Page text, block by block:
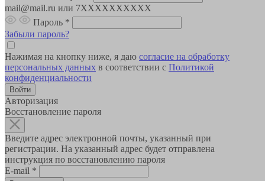
mail@mail.ru или 7XXXXXXXXXX
Пароль *
Забыли пароль?
Нажимая на кнопку ниже, я даю согласие на обработку
персональных данных в соответствии с Политикой
конфиденциальности
Авторизация
Восстановление пароля
Введите адрес электронной почты, указанный при
регистрации. На указанный адрес будет отправлена
инструкция по восстановлению пароля
E-mail *